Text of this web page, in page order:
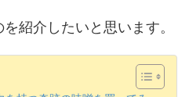
紹介したいと思います。